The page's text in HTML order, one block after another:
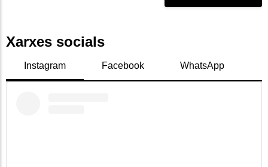
Xarxes socials
Facebook
Instagram WhatsApp